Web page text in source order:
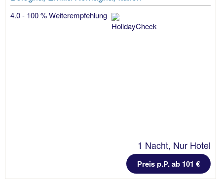
4.0 - 100 % Weiterempfehlung
1 Nacht, Nur Hotel
Preis p.P. ab 101 €